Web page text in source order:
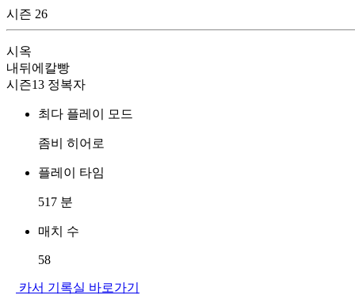
시즌 26
시옥
내뒤에칼빵
시즌13 정복자
최다 플레이 모드
좀비 히어로
플레이 타임
517 분
매치 수
58
카서 기록실 바로가기